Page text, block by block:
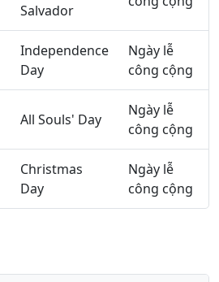
Salvador
Independence
Day
Ngày lễ
công cộng
All Souls' Day
Ngày lễ
công cộng
Christmas
Day
Ngày lễ
công cộng